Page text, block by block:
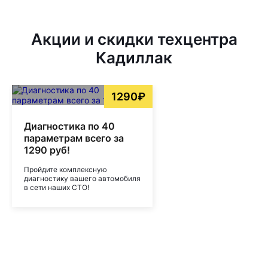
Акции и скидки техцентра
Кадиллак
1290₽
Диагностика по 40
параметрам всего за
1290 руб!
Пройдите комплексную
диагностику вашего автомобиля
в сети наших СТО!